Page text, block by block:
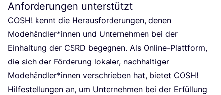
Anforderungen unterstützt
COSH! kennt die Her­aus­for­de­run­gen, denen
Modehändler*innen und Unter­neh­men bei der
Ein­hal­tung der CSRD begeg­nen. Als Online-Platt­form,
die sich der För­de­rung loka­ler, nach­hal­ti­ger
Modehändler*innen ver­schrie­ben hat, bie­tet COSH!
Hil­fe­stel­lun­gen an, um Unter­neh­men bei der Erfül­lung